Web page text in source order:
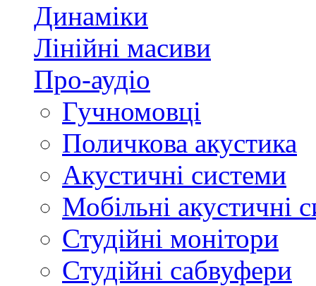
Динаміки
Лінійні масиви
Про-аудіо
Гучномовці
Поличкова акустика
Акустичні системи
Мобільні акустичні
Студійні монітори
Студійні сабвуфери